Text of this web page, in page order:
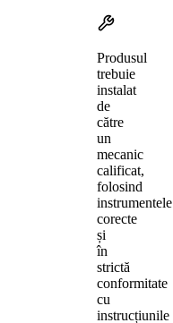
Produsul
trebuie
instalat
de
către
un
mecanic
calificat,
folosind
instrumentele
corecte
și
în
strictă
conformitate
cu
instrucțiunile